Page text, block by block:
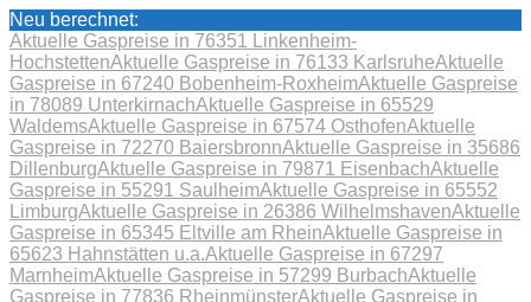
Neu berechnet:
Aktuelle Gaspreise in 76351 Linkenheim-
HochstettenAktuelle Gaspreise in 76133 KarlsruheAktuelle
Gaspreise in 67240 Bobenheim-RoxheimAktuelle Gaspreise
in 78089 UnterkirnachAktuelle Gaspreise in 65529
WaldemsAktuelle Gaspreise in 67574 OsthofenAktuelle
Gaspreise in 72270 BaiersbronnAktuelle Gaspreise in 35686
DillenburgAktuelle Gaspreise in 79871 EisenbachAktuelle
Gaspreise in 55291 SaulheimAktuelle Gaspreise in 65552
LimburgAktuelle Gaspreise in 26386 WilhelmshavenAktuelle
Gaspreise in 65345 Eltville am RheinAktuelle Gaspreise in
65623 Hahnstätten u.a.Aktuelle Gaspreise in 67297
MarnheimAktuelle Gaspreise in 57299 BurbachAktuelle
Gaspreise in 77836 RheinmünsterAktuelle Gaspreise in